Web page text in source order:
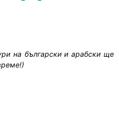
на български и арабски ще